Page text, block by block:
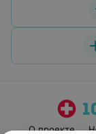
О проекте